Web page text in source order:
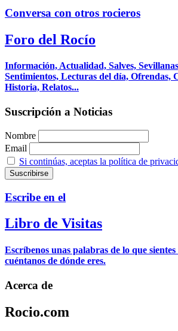
Conversa con otros rocieros
Foro del Rocío
Información, Actualidad, Salves,
Sentimientos, Lecturas del día, Ofrendas,
Historia, Relatos...
Suscripción a Noticias
Nombre
Email
Si continúas, aceptas la política de
Escribe en el
Libro de Visitas
Escríbenos unas palabras de lo que
cuéntanos de dónde eres.
Acerca de
Rocio.com